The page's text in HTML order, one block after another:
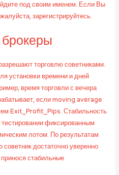
под своим именем. Если Вы
зарегистрируйтесь.
торговлю советниками.
установки времени и дней
время торговли с вечера
если moving average
Exit_Profit_Pips. Стабильность
фиксированным
лотом. По результатам
советник достаточно уверенно
стабильные